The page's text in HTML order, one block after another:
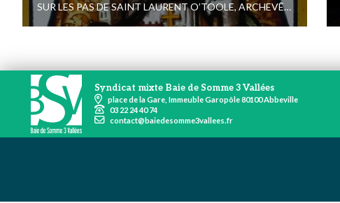
SUR LES PAS DE SAINT LAURENT O’TOOLE, ARCHEVÊQUE IRLANDAIS MORT À EU, CANONISÉ EN 1225
Syndicat mixte Baie de Somme 3 Vallées
place de la Gare, Immeuble Garopôle 80100 Abbeville
03 22 24 40 74
contact@baiedesomme3vallees.fr